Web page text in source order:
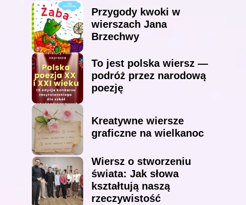
Przygody kwoki w
wierszach Jana
Brzechwy
To jest polska wiersz —
podróż przez narodową
poezję
Kreatywne wiersze
graficzne na wielkanoc
Wiersz o stworzeniu
świata: Jak słowa
kształtują naszą
rzeczywistość